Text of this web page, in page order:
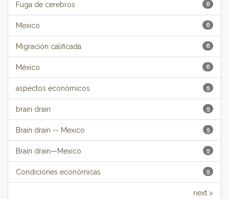
6
Fuga de cerebros
6
Mexico
6
Migración calificada
6
México
5
aspectos económicos
5
brain drain
5
Brain drain -- Mexico
5
Brain drain—Mexico
5
Condiciones económicas
next >